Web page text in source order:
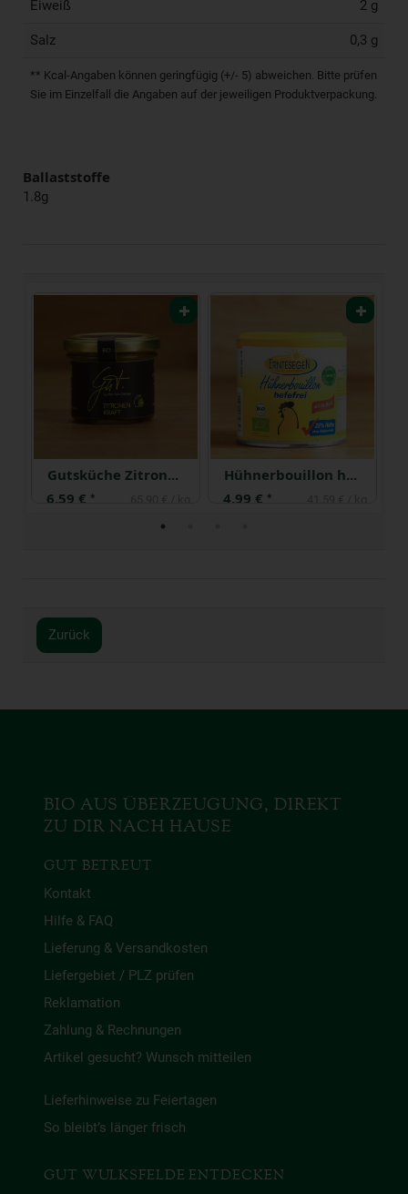
Eiweiß 2 g
Salz 0,3 g
** Kcal-Angaben können geringfügig (+/- 5) abweichen. Bitte prüfen
Sie im Einzelfall die Angaben auf der jeweiligen Produktverpackung.
Ballaststoffe
1.8g
Gutsküche Zitronen Kraft
6,59 € *
Hühnerbouillon hefefrei
4,99 € *
Zurück
BIO AUS ÜBERZEUGUNG, DIREKT
ZU DIR NACH HAUSE
GUT BETREUT
Kontakt
Hilfe & FAQ
Lieferung & Versandkosten
Liefergebiet / PLZ prüfen
Reklamation
Zahlung & Rechnungen
Artikel gesucht? Wunsch mitteilen
Lieferhinweise zu Feiertagen
So bleibt’s länger frisch
GUT WULKSFELDE ENTDECKEN